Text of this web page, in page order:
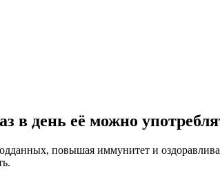
день её можно
повышая иммунитет и